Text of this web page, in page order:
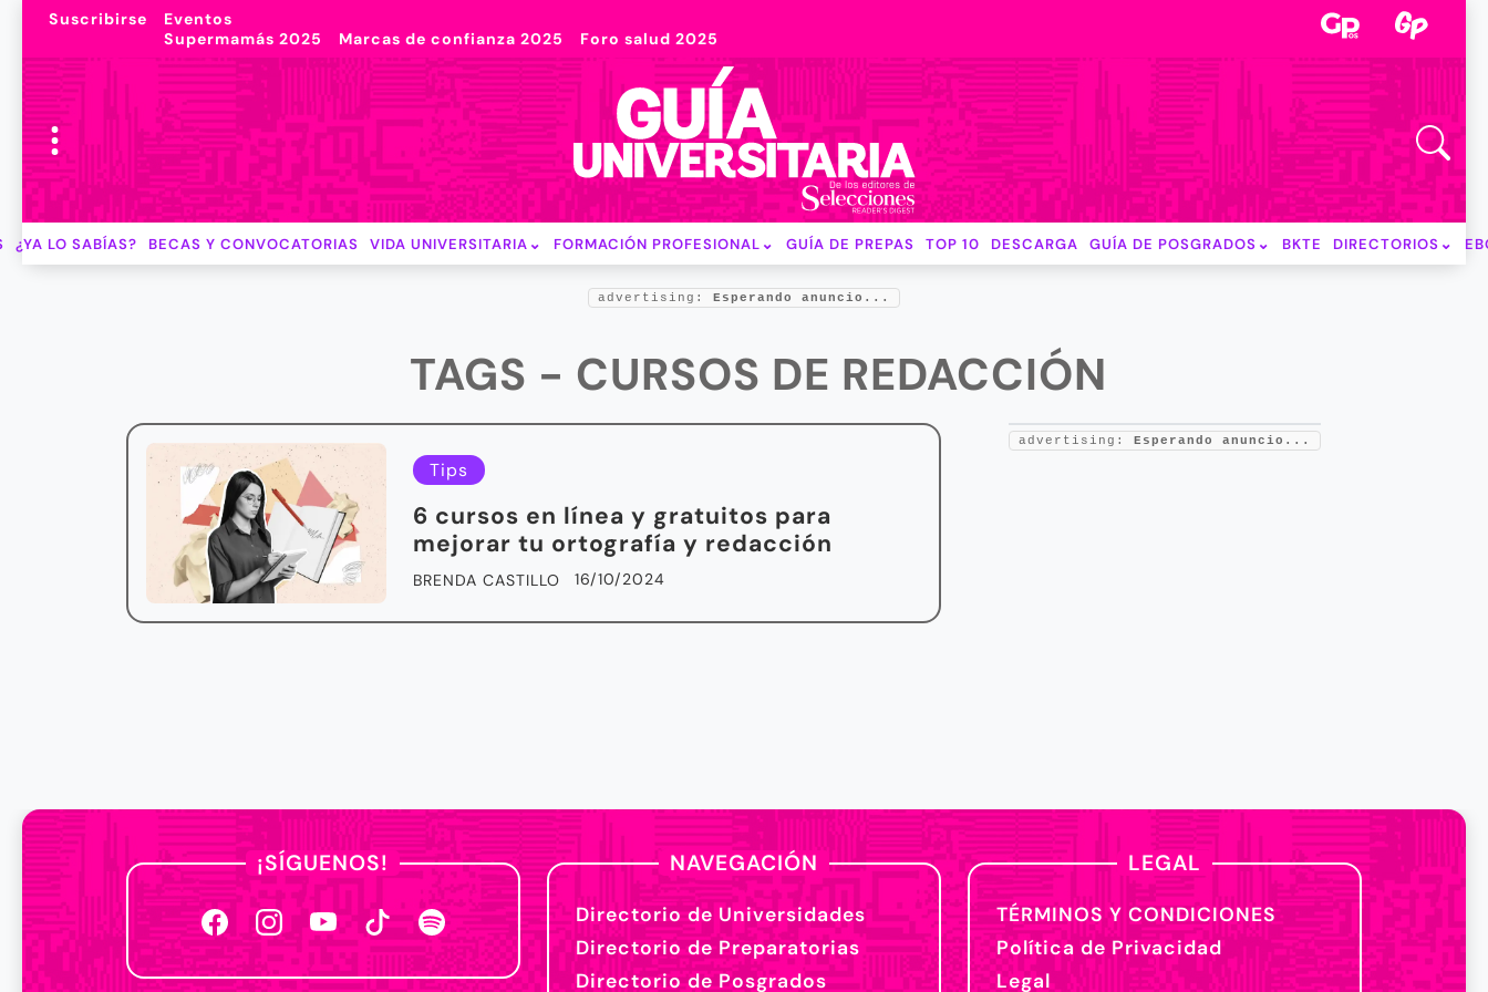
Suscribirse
Eventos
Supermamás 2025
Marcas de confianza 2025 Foro salud 2025
¿YA LO SABÍAS? BECAS Y CONVOCATORIAS VIDA UNIVERSITARIA FORMACIÓN PROFESIONAL GUÍA DE PREPAS TOP 10 DESCARGA GUÍA DE POSGRADOS BKTE DIRECTORIOS
advertising: Esperando anuncio...
TAGS - CURSOS DE REDACCIÓN
Tips
6 cursos en línea y gratuitos para
mejorar tu ortografía y redacción
BRENDA CASTILLO 16/10/2024
advertising: Esperando anuncio...
¡SÍGUENOS! NAVEGACIÓN
Directorio de Universidades
Directorio de Preparatorias
Directorio de Posgrados
LEGAL
TÉRMINOS Y CONDICIONES
Política de Privacidad
Legal